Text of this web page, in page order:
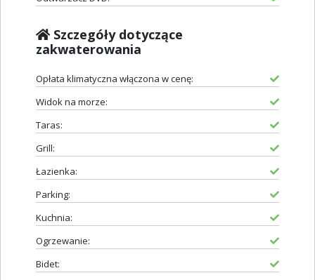
Szczegóły dotyczące
zakwaterowania
Opłata klimatyczna włączona w cenę:
Widok na morze:
Taras:
Grill:
Łazienka:
Parking:
Kuchnia:
Ogrzewanie:
Bidet: